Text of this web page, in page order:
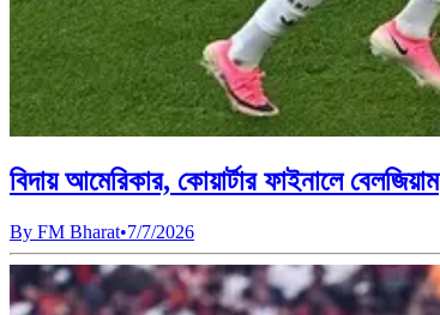
বিদায় আমেরিকার, কোয়ার্টার ফাইনালে বেলজিয়াম
By FM Bharat•7/7/2026